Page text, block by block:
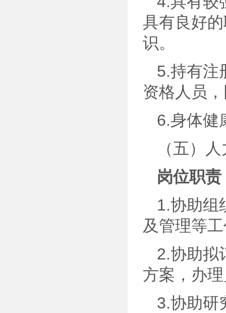
具有良好
识。
5.持有注
资格人员
6.身体
（五）
岗位职责
1.协助组
及管理等
2.协助拟
方案，办
3.协助研